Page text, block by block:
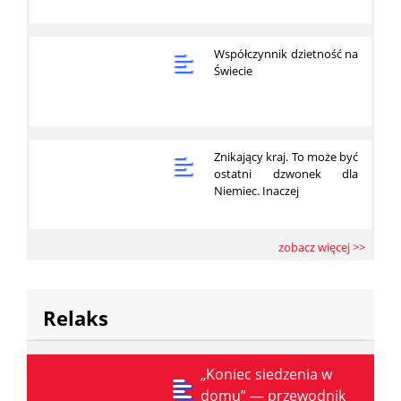
Współczynnik dzietność na
Świecie
Znikający kraj. To może być
ostatni dzwonek dla
Niemiec. Inaczej
zobacz więcej >>
Relaks
„Koniec siedzenia w
domu” — przewodnik